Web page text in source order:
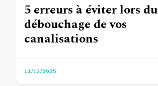
5 erreurs à éviter lors du
débouchage de vos
canalisations
11/12/2025